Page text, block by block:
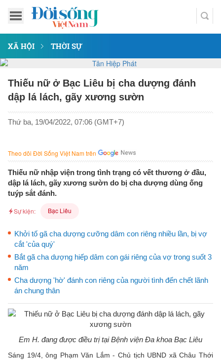
XÃ HỘI THỜI SỰ
Thiếu nữ ở Bạc Liêu bị cha dượng đánh
dập lá lách, gãy xương sườn
Thứ ba, 19/04/2022, 07:06 (GMT+7)
Theo dõi Đời Sống Việt Nam trên
Thiếu nữ nhập viện trong tình trạng có vết thương ở đầu,
dập lá lách, gãy xương sườn do bị cha dượng dùng ống
tuýp sắt đánh.
Sự kiện: Bạc Liêu
Khởi tố gã cha dượng cưỡng dâm con riêng nhiều lần, bị vợ
cắt 'của quý'
Bắt gã cha dượng hiếp dâm con gái riêng của vợ trong suốt 3
năm
Cha dượng 'hờ' đánh con riêng của người tình đến chết lãnh
án chung thân
Em H. đang được điều trị tại Bệnh viện Đa khoa Bạc Liêu
Sáng 19/4, ông Phạm Văn Lắm - Chủ tịch UBND xã Châu Thới